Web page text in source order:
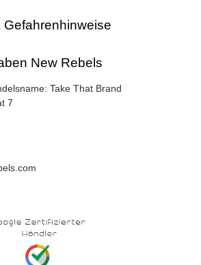
Gefahrenhinweise
New Rebels
Take That Brand
7